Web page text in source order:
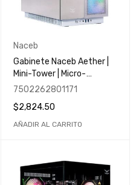
Naceb
Gabinete Naceb Aether |
Mini-Tower | Micro-
ATX/Mini-ITX | USB 3.0 | 3
Instalados | Blanco | NA-
0640
7502262801171
$2,824.50
AÑADIR AL CARRITO